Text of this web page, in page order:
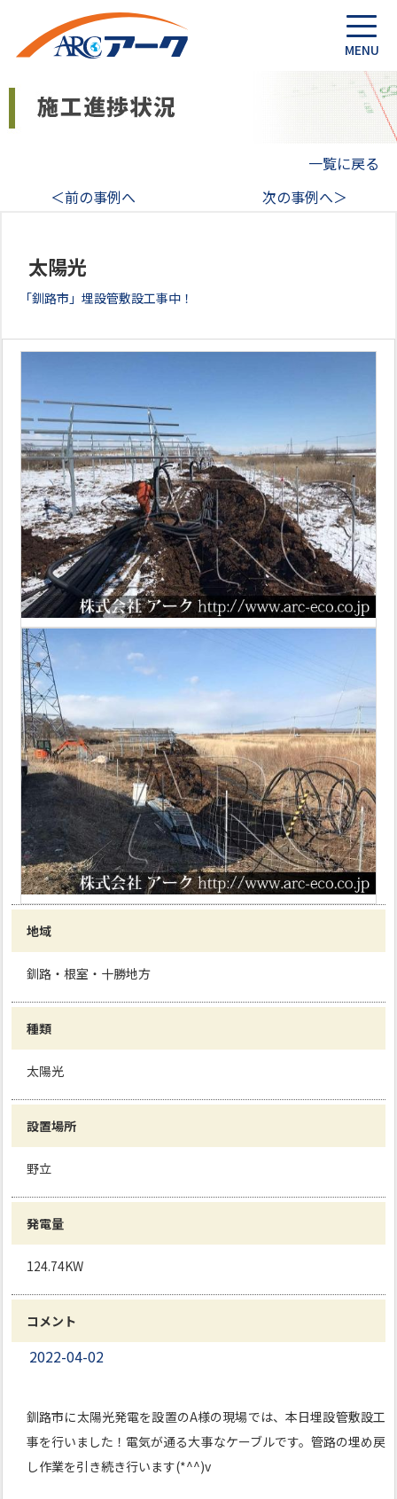
一覧に戻る
＜前の事例へ
次の事例へ＞
太陽光
「釧路市」埋設管敷設工事中！
地域
釧路・根室・十勝地方
種類
太陽光
設置場所
野立
発電量
124.74KW
コメント
2022-04-02
釧路市に太陽光発電を設置のA様の現場では、本日埋設管敷設工
事を行いました！電気が通る大事なケーブルです。管路の埋め戻
し作業を引き続き行います(*^^)v